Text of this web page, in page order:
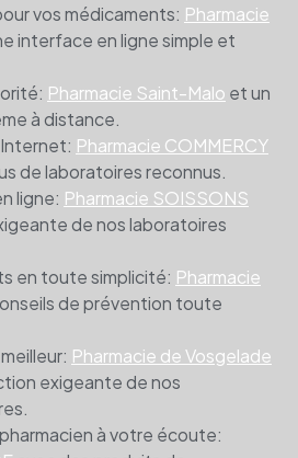
vos médicaments: Pharmacie
interface en ligne simple et
Pharmacie Saint-Malo et un
à distance.
Pharmacie COMMERCY
de laboratoires reconnus.
ligne: Pharmacie SOISSONS
de nos laboratoires
en toute simplicité: Pharmacie
de prévention toute
Pharmacie de Vosgelade
exigeante de nos
à votre écoute: